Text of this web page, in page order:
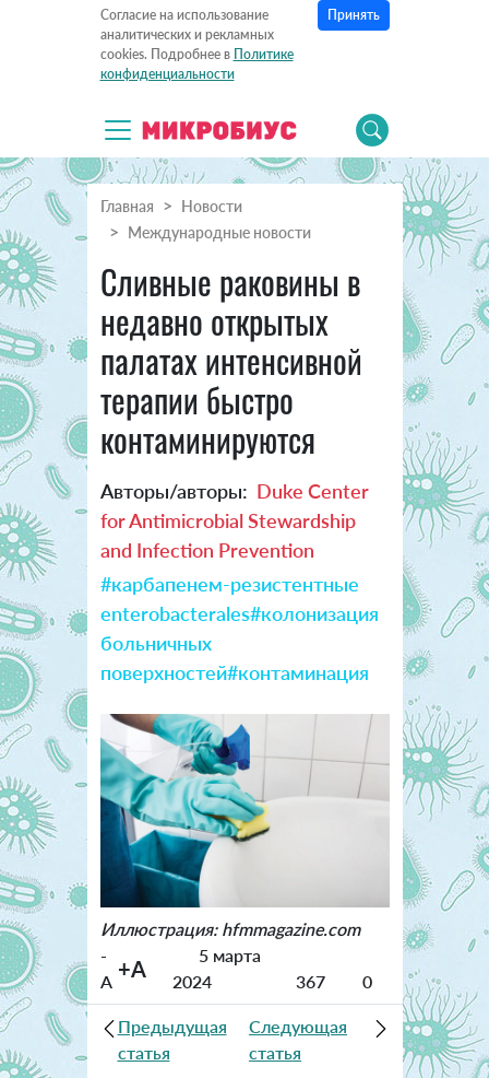
Согласие на использование
аналитических и рекламных
cookies. Подробнее в Политике
конфиденциальности
Принять
Главная
Новости
Международные новости
Сливные раковины в
недавно открытых
палатах интенсивной
терапии быстро
контаминируются
Авторы/авторы: Duke Center
for Antimicrobial Stewardship
and Infection Prevention
#карбапенем-резистентные
enterobacterales#колонизация
больничных
поверхностей#контаминация
Иллюстрация: hfmmagazine.com
-
A +A
5 марта
2024
367 0
Предыдущая
статья
Следующая
статья